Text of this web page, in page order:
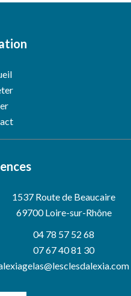
1537 Route de Beaucaire
69700 Loire-sur-Rhône
04 78 57 52 68
07 67 40 81 30